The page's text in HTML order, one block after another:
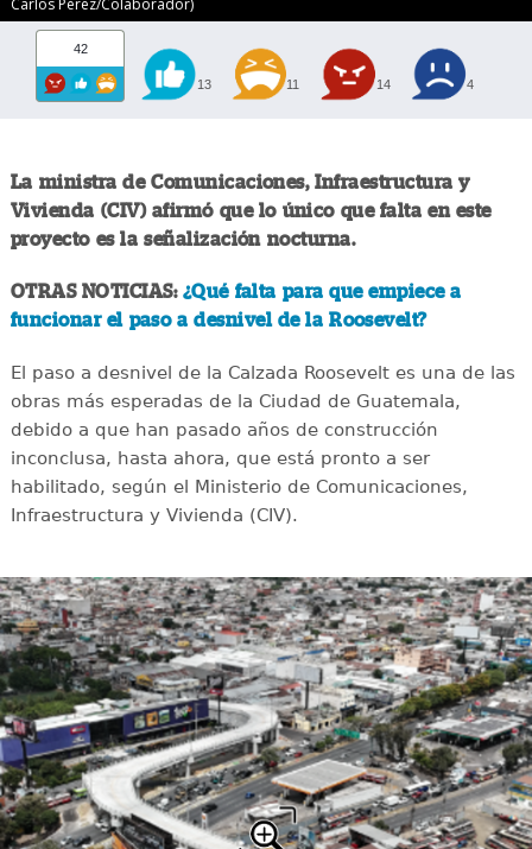
Carlos Pérez/Colaborador)
42
13 11 14 4
La ministra de Comunicaciones, Infraestructura y
Vivienda (CIV) afirmó que lo único que falta en este
proyecto es la señalización nocturna.
OTRAS NOTICIAS: ¿Qué falta para que empiece a
funcionar el paso a desnivel de la Roosevelt?
El paso a desnivel de la Calzada Roosevelt es una de las
obras más esperadas de la Ciudad de Guatemala,
debido a que han pasado años de construcción
inconclusa, hasta ahora, que está pronto a ser
habilitado, según el Ministerio de Comunicaciones,
Infraestructura y Vivienda (CIV).